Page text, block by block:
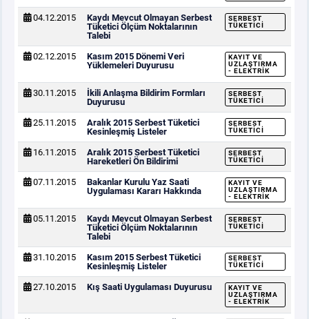
04.12.2015
Kaydı Mevcut Olmayan Serbest
Tüketici Ölçüm Noktalarının
Talebi
SERBEST
TÜKETICI
02.12.2015
Kasım 2015 Dönemi Veri
Yüklemeleri Duyurusu
KAYIT VE
UZLAŞTIRMA
- ELEKTRIK
30.11.2015
İkili Anlaşma Bildirim Formları
Duyurusu
SERBEST
TÜKETICI
25.11.2015
Aralık 2015 Serbest Tüketici
Kesinleşmiş Listeler
SERBEST
TÜKETICI
16.11.2015
Aralık 2015 Serbest Tüketici
Hareketleri Ön Bildirimi
SERBEST
TÜKETICI
07.11.2015
Bakanlar Kurulu Yaz Saati
Uygulaması Kararı Hakkında
KAYIT VE
UZLAŞTIRMA
- ELEKTRIK
05.11.2015
Kaydı Mevcut Olmayan Serbest
Tüketici Ölçüm Noktalarının
Talebi
SERBEST
TÜKETICI
31.10.2015
Kasım 2015 Serbest Tüketici
Kesinleşmiş Listeler
SERBEST
TÜKETICI
27.10.2015 Kış Saati Uygulaması Duyurusu
KAYIT VE
UZLAŞTIRMA
- ELEKTRIK